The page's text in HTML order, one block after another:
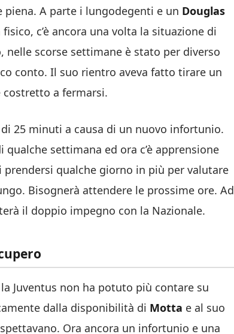
piena. A parte i lungodegenti e un Douglas
c’è ancora una volta la situazione di
nelle scorse settimane è stato per diverso
conto. Il suo rientro aveva fatto tirare un
a fermarsi.
25 minuti a causa di un nuovo infortunio.
settimana ed ora c’è apprensione
prendersi qualche giorno in più per valutare
Bisognerà attendere le prossime ore. Ad
il doppio impegno con la Nazionale.
Juventus non ha potuto più contare su
dalla disponibilità di Motta e al suo
Ora ancora un infortunio e una